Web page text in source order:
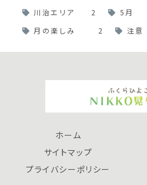
川治エリア
2 5月
月の楽しみ
2 注意
ホーム
サイトマップ
プライバシーポリシー